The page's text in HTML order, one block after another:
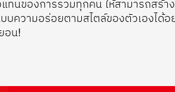
บความอร่อยตามสไตล์ของตัวเองได้
อน!